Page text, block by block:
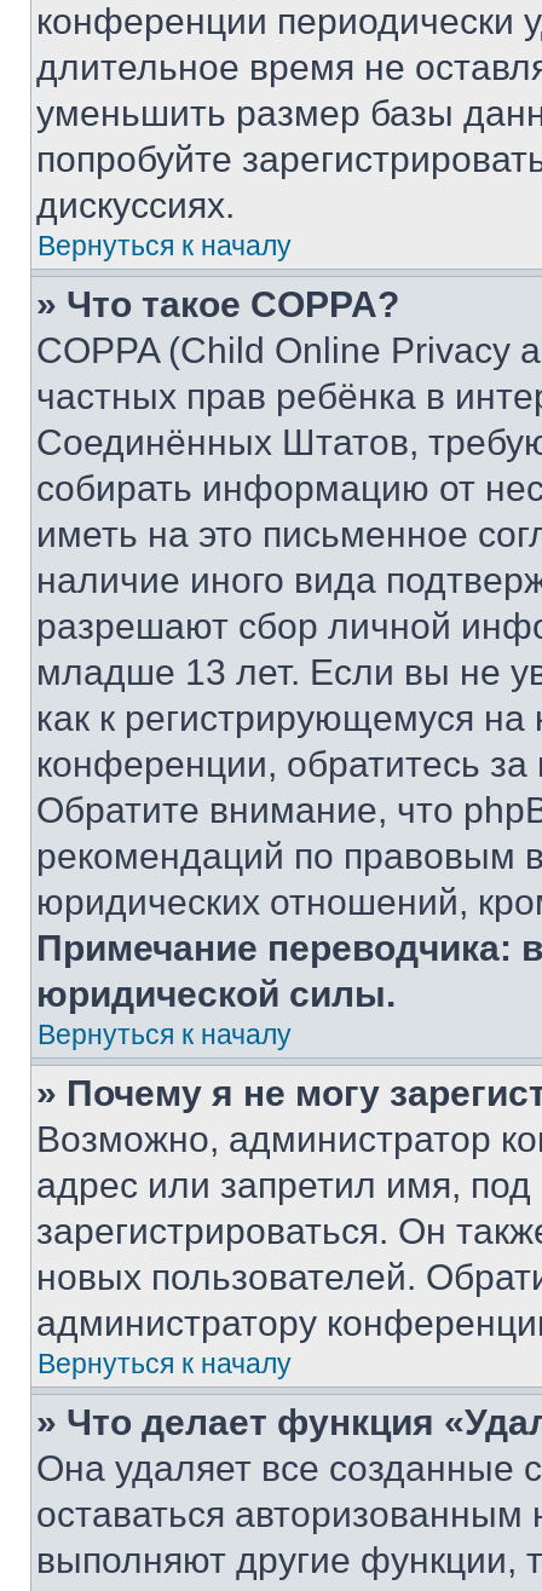
конференции периодически
длительное время не
уменьшить размер базы
попробуйте
дискуссиях.
Вернуться к началу
» Что такое COPPA?
COPPA (Child Online Privacy
частных прав ребёнка в
Соединённых Штатов,
собирать информацию от
иметь на это письменное
наличие иного вида
разрешают сбор личной
младше 13 лет. Если вы не
как к регистрирующемуся
конференции, обратитесь
Обратите внимание, что
рекомендаций по правовым
юридических отношений,
Примечание переводчика:
юридической силы.
Вернуться к началу
» Почему я не могу
Возможно, администратор
адрес или запретил имя,
зарегистрироваться. Он
новых пользователей.
администратору
Вернуться к началу
» Что делает функция
Она удаляет все созданные
оставаться
выполняют другие функции,